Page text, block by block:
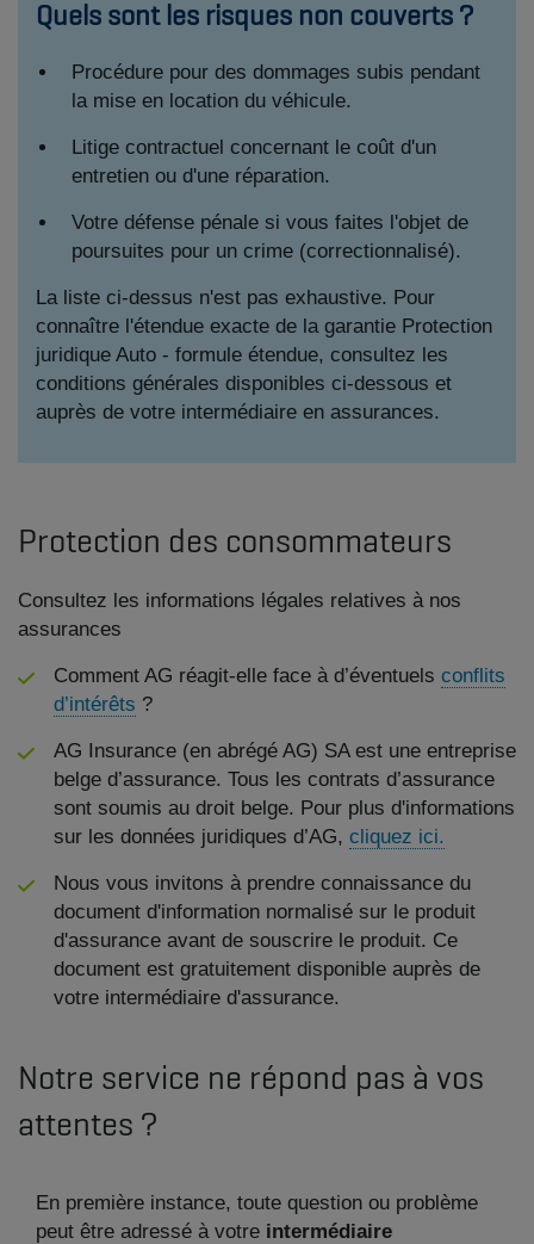
Quels sont les risques non couverts ?
Procédure pour des dommages subis pendant
la mise en location du véhicule.
Litige contractuel concernant le coût d'un
entretien ou d'une réparation.
Votre défense pénale si vous faites l'objet de
poursuites pour un crime (correctionnalisé).
La liste ci-dessus n'est pas exhaustive. Pour
connaître l'étendue exacte de la garantie Protection
juridique Auto - formule étendue, consultez les
conditions générales disponibles ci-dessous et
auprès de votre intermédiaire en assurances.
Protection des consommateurs
Consultez les informations légales relatives à nos
assurances
Comment AG réagit-elle face à d’éventuels conflits
d’intérêts ?
AG Insurance (en abrégé AG) SA est une entreprise
belge d’assurance. Tous les contrats d’assurance
sont soumis au droit belge. Pour plus d'informations
sur les données juridiques d’AG, cliquez ici.
Nous vous invitons à prendre connaissance du
document d'information normalisé sur le produit
d'assurance avant de souscrire le produit. Ce
document est gratuitement disponible auprès de
votre intermédiaire d'assurance.
Notre service ne répond pas à vos
attentes ?
En première instance, toute question ou problème
peut être adressé à votre intermédiaire